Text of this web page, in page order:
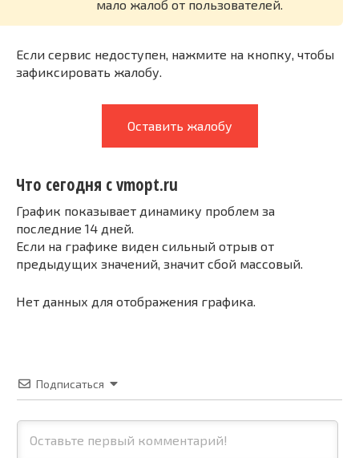
мало жалоб от пользователей.
Если сервис недоступен, нажмите на кнопку, чтобы
зафиксировать жалобу.
Оставить жалобу
Что сегодня с vmopt.ru
График показывает динамику проблем за
последние 14 дней.
Если на графике виден сильный отрыв от
предыдущих значений, значит сбой массовый.
Нет данных для отображения графика.
Подписаться